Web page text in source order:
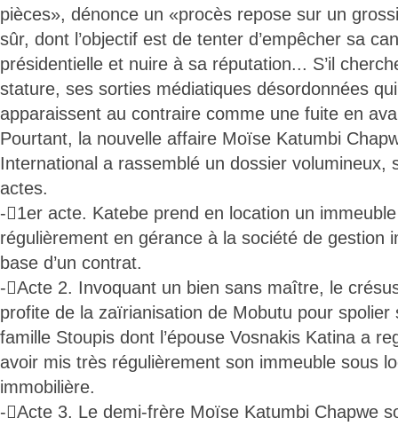
pièces», dénonce un «procès repose sur un
sûr, dont l’objectif est de tenter d’empêcher sa
présidentielle et nuire à sa réputation... S’il
stature, ses sorties médiatiques désordonnées
apparaissent au contraire comme une fuite en
Pourtant, la nouvelle affaire Moïse Katumbi
International a rassemblé un dossier volumineux,
actes.
-1er acte. Katebe prend en location un
régulièrement en gérance à la société de gestion
base d’un contrat.
-Acte 2. Invoquant un bien sans maître, le
profite de la zaïrianisation de Mobutu pour spolier
famille Stoupis dont l’épouse Vosnakis Katina a
avoir mis très régulièrement son immeuble sous
immobilière.
-Acte 3. Le demi-frère Moïse Katumbi Chapwe